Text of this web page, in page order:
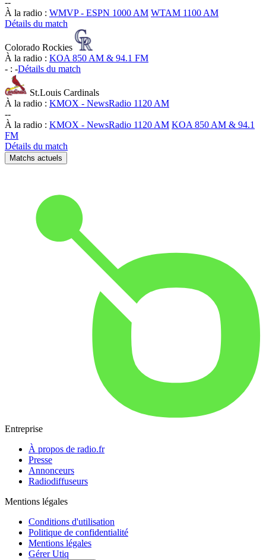
--
À la radio : WMVP - ESPN 1000 AM WTAM 1100 AM
Détails du match
Colorado Rockies
À la radio : KOA 850 AM & 94.1 FM
- : -Détails du match
St.Louis Cardinals
À la radio : KMOX - NewsRadio 1120 AM
--
À la radio : KMOX - NewsRadio 1120 AM KOA 850 AM & 94.1
FM
Détails du match
Matchs actuels
Entreprise
À propos de radio.fr
Presse
Annonceurs
Radiodiffuseurs
Mentions légales
Conditions d'utilisation
Politique de confidentialité
Mentions légales
Gérer Utiq